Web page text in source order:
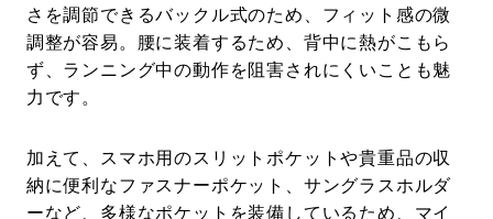
さを調節できるバックル式のため、フィット感の微
調整が容易。腰に装着するため、背中に熱がこもら
ず、ランニング中の動作を阻害されにくいことも魅
力です。
加えて、スマホ用のスリットポケットや貴重品の収
納に便利なファスナーポケット、サングラスホルダ
ーなど、多様なポケットを装備しているため、マイ